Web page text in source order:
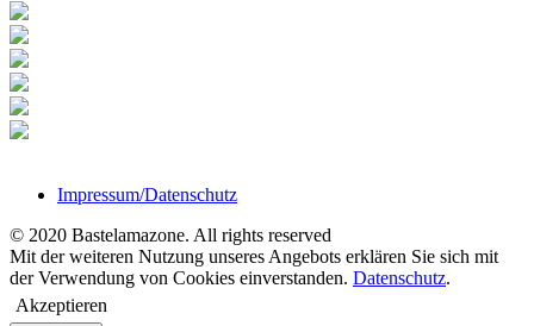
Impressum/Datenschutz
© 2020 Bastelamazone. All rights reserved
Mit der weiteren Nutzung unseres Angebots erklären Sie sich mit
der Verwendung von Cookies einverstanden. Datenschutz.
Akzeptieren